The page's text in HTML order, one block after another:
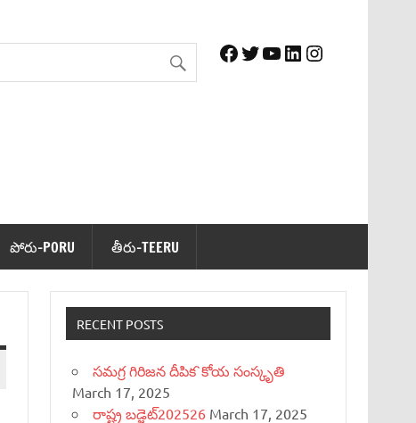
Facebook
Twitter
YouTube
LinkedIn
Instagram
పోరు-PORU తీరు-TEERU
RECENT POSTS
సమగ్ర గిరిజన దీపిక`కోయ సంస్కృతి
March 17, 2025
రాష్ట్ర బడ్జెట్‌202526 March 17, 2025